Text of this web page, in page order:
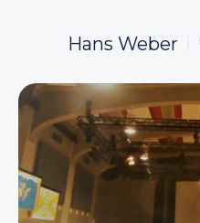
Hans Weber